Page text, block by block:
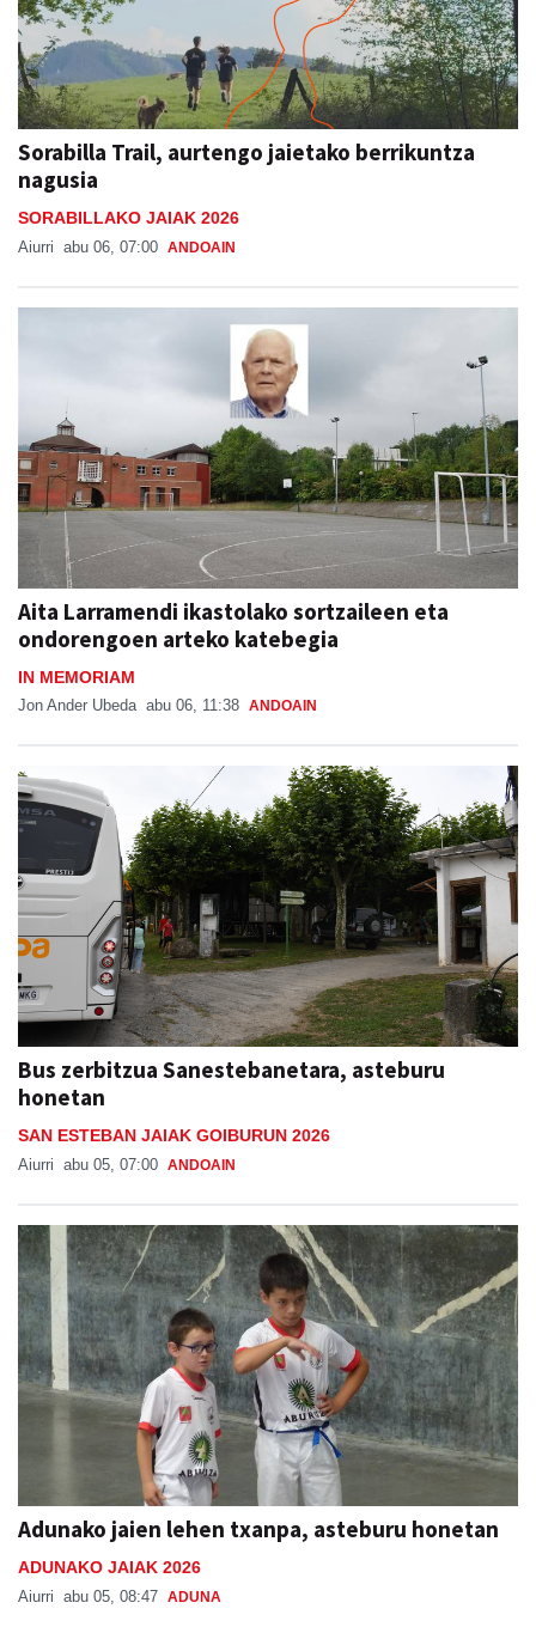
Sorabilla Trail, aurtengo jaietako berrikuntza
nagusia
SORABILLAKO JAIAK 2026
Aiurri abu 06, 07:00 ANDOAIN
Aita Larramendi ikastolako sortzaileen eta
ondorengoen arteko katebegia
IN MEMORIAM
Jon Ander Ubeda abu 06, 11:38 ANDOAIN
Bus zerbitzua Sanestebanetara, asteburu
honetan
SAN ESTEBAN JAIAK GOIBURUN 2026
Aiurri abu 05, 07:00 ANDOAIN
Adunako jaien lehen txanpa, asteburu honetan
ADUNAKO JAIAK 2026
Aiurri abu 05, 08:47 ADUNA